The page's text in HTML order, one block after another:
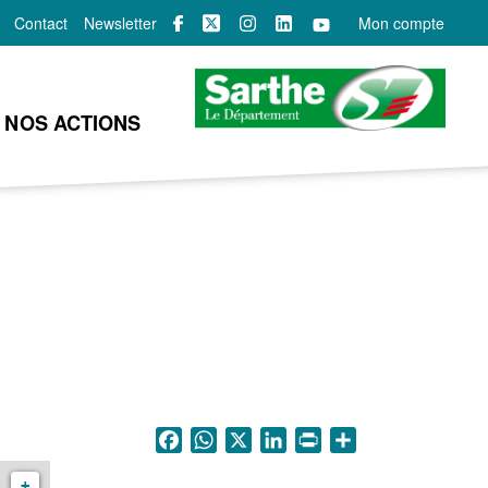
Contact Newsletter Mon compte
NOS ACTIONS
FacebookWhatsApp
X LinkedIn
Print